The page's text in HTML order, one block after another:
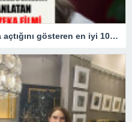
İnsanlığın başına nasıl bir bela açtığını gösteren en iyi 10 yapay zekâ filmi!